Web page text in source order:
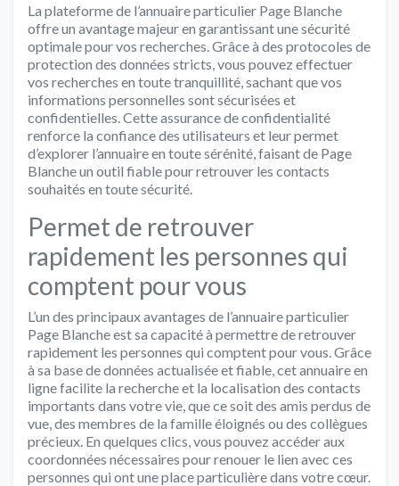
La plateforme de l’annuaire particulier Page Blanche
offre un avantage majeur en garantissant une sécurité
optimale pour vos recherches. Grâce à des protocoles de
protection des données stricts, vous pouvez effectuer
vos recherches en toute tranquillité, sachant que vos
informations personnelles sont sécurisées et
confidentielles. Cette assurance de confidentialité
renforce la confiance des utilisateurs et leur permet
d’explorer l’annuaire en toute sérénité, faisant de Page
Blanche un outil fiable pour retrouver les contacts
souhaités en toute sécurité.
Permet de retrouver
rapidement les personnes qui
comptent pour vous
L’un des principaux avantages de l’annuaire particulier
Page Blanche est sa capacité à permettre de retrouver
rapidement les personnes qui comptent pour vous. Grâce
à sa base de données actualisée et fiable, cet annuaire en
ligne facilite la recherche et la localisation des contacts
importants dans votre vie, que ce soit des amis perdus de
vue, des membres de la famille éloignés ou des collègues
précieux. En quelques clics, vous pouvez accéder aux
coordonnées nécessaires pour renouer le lien avec ces
personnes qui ont une place particulière dans votre cœur.